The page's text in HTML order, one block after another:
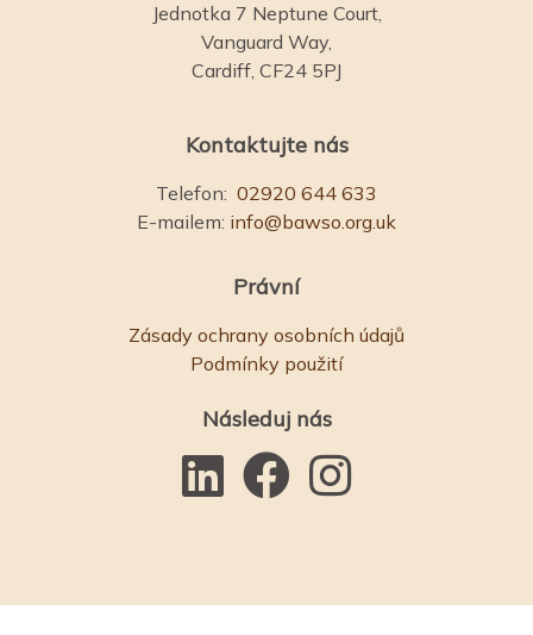
Jednotka 7 Neptune Court,
Vanguard Way,
Cardiff, CF24 5PJ
Kontaktujte nás
Telefon: 02920 644 633
E-mailem: info@bawso.org.uk
Právní
Zásady ochrany osobních údajů
Podmínky použití
Následuj nás